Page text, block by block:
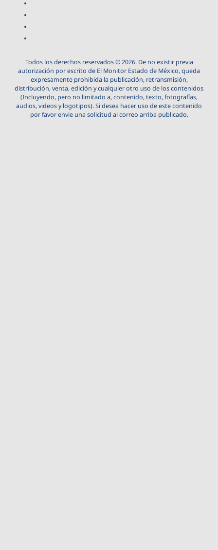
Todos los derechos reservados © 2026. De no existir previa
autorización por escrito de El Monitor Estado de México, queda
expresamente prohibida la publicación, retransmisión,
distribución, venta, edición y cualquier otro uso de los contenidos
(Incluyendo, pero no limitado a, contenido, texto, fotografías,
audios, videos y logotipos). Si desea hacer uso de este contenido
por favor envie una solicitud al correo arriba publicado.